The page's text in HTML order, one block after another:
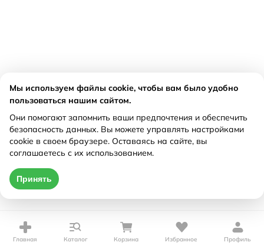
Главная Каталог Корзина Избранное Профиль
Мы используем файлы cookie, чтобы вам было удобно
пользоваться нашим сайтом.
Они помогают запомнить ваши предпочтения и обеспечить
безопасность данных. Вы можете управлять настройками
cookie в своем браузере. Оставаясь на сайте, вы
соглашаетесь с их использованием.
Принять